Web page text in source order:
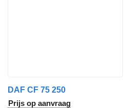
DAF CF 75 250
Prijs op aanvraag